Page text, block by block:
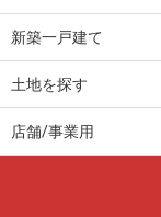
新築一戸建て
土地を探す
店舗/事業用